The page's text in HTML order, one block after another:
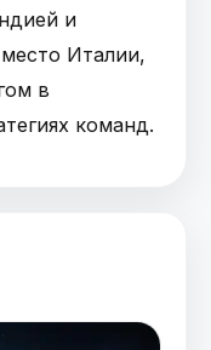
и
Италии,
в
команд.